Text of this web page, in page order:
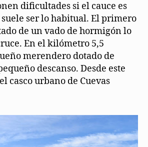
dificultades si el cauce es
ser lo habitual. El primero
de un vado de hormigón lo
En el kilómetro 5,5
merendero dotado de
descanso. Desde este
casco urbano de Cuevas